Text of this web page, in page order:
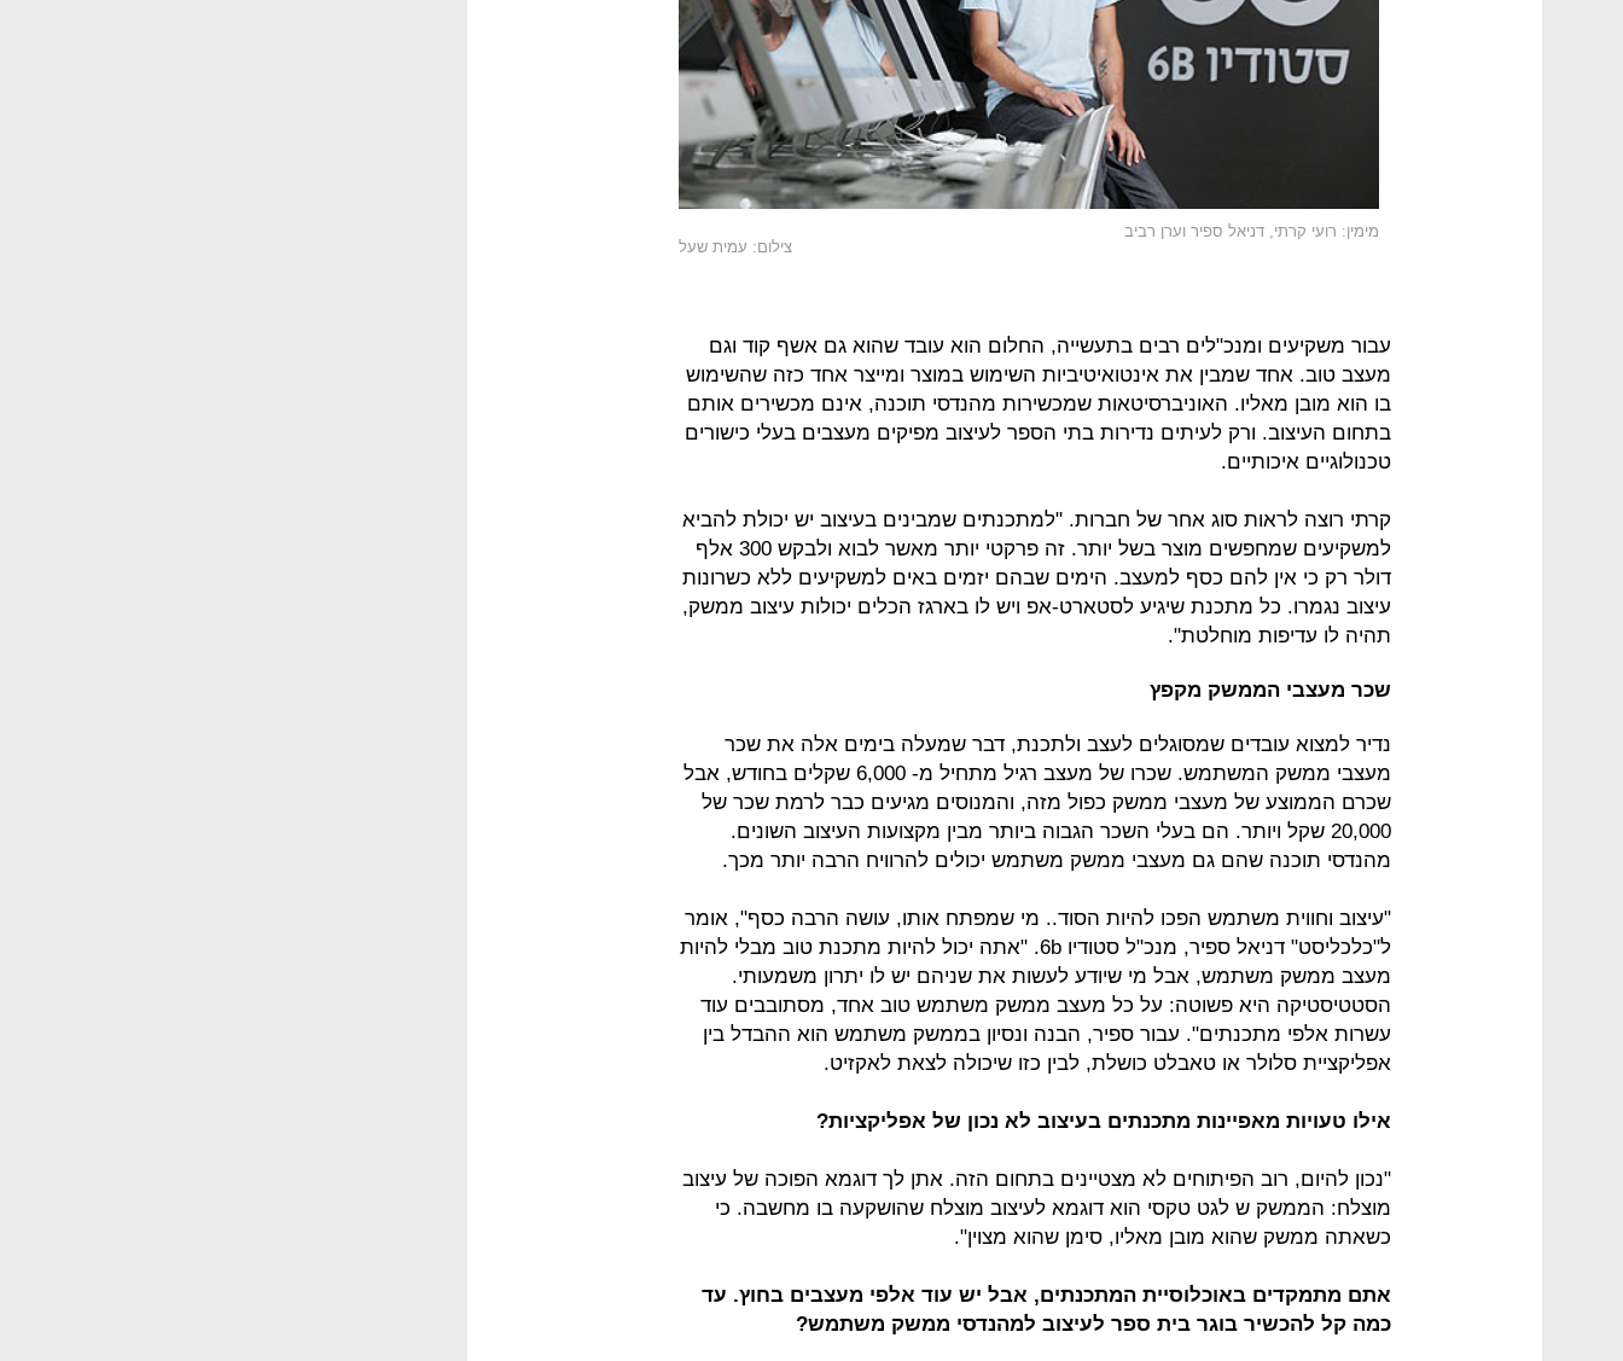
מימין: רועי קרתי, דניאל ספיר וערן רביב
צילום: עמית שעל
עבור משקיעים ומנכ"לים רבים בתעשייה, החלום הוא עובד שהוא גם אשף קוד וגם
מעצב טוב. אחד שמבין את אינטואיטיביות השימוש במוצר ומייצר אחד כזה שהשימוש
בו הוא מובן מאליו. האוניברסיטאות שמכשירות מהנדסי תוכנה, אינם מכשירים אותם
בתחום העיצוב. ורק לעיתים נדירות בתי הספר לעיצוב מפיקים מעצבים בעלי כישורים
טכנולוגיים איכותיים.
קרתי רוצה לראות סוג אחר של חברות. "למתכנתים שמבינים בעיצוב יש יכולת להביא
למשקיעים שמחפשים מוצר בשל יותר. זה פרקטי יותר מאשר לבוא ולבקש 300 אלף
דולר רק כי אין להם כסף למעצב. הימים שבהם יזמים באים למשקיעים ללא כשרונות
עיצוב נגמרו. כל מתכנת שיגיע לסטארט-אפ ויש לו בארגז הכלים יכולות עיצוב ממשק,
תהיה לו עדיפות מוחלטת".
שכר מעצבי הממשק מקפץ
נדיר למצוא עובדים שמסוגלים לעצב ולתכנת, דבר שמעלה בימים אלה את שכר
מעצבי ממשק המשתמש. שכרו של מעצב רגיל מתחיל מ- 6,000 שקלים בחודש, אבל
שכרם הממוצע של מעצבי ממשק כפול מזה, והמנוסים מגיעים כבר לרמת שכר של
20,000 שקל ויותר. הם בעלי השכר הגבוה ביותר מבין מקצועות העיצוב השונים.
מהנדסי תוכנה שהם גם מעצבי ממשק משתמש יכולים להרוויח הרבה יותר מכך.
"עיצוב וחווית משתמש הפכו להיות הסוד.. מי שמפתח אותו, עושה הרבה כסף", אומר
ל"כלכליסט" דניאל ספיר, מנכ"ל סטודיו 6b. "אתה יכול להיות מתכנת טוב מבלי להיות
מעצב ממשק משתמש, אבל מי שיודע לעשות את שניהם יש לו יתרון משמעותי.
הסטטיסטיקה היא פשוטה: על כל מעצב ממשק משתמש טוב אחד, מסתובבים עוד
עשרות אלפי מתכנתים". עבור ספיר, הבנה ונסיון בממשק משתמש הוא ההבדל בין
אפליקציית סלולר או טאבלט כושלת, לבין כזו שיכולה לצאת לאקזיט.
אילו טעויות מאפיינות מתכנתים בעיצוב לא נכון של אפליקציות?
"נכון להיום, רוב הפיתוחים לא מצטיינים בתחום הזה. אתן לך דוגמא הפוכה של עיצוב
מוצלח: הממשק ש לגט טקסי הוא דוגמא לעיצוב מוצלח שהושקעה בו מחשבה. כי
כשאתה ממשק שהוא מובן מאליו, סימן שהוא מצוין".
אתם מתמקדים באוכלוסיית המתכנתים, אבל יש עוד אלפי מעצבים בחוץ. עד
כמה קל להכשיר בוגר בית ספר לעיצוב למהנדסי ממשק משתמש?